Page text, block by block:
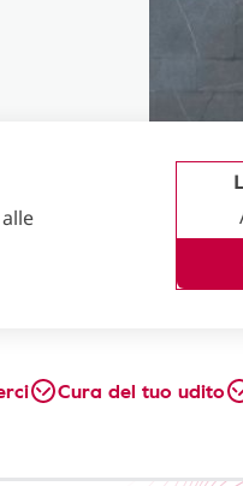
Cura del tuo udito